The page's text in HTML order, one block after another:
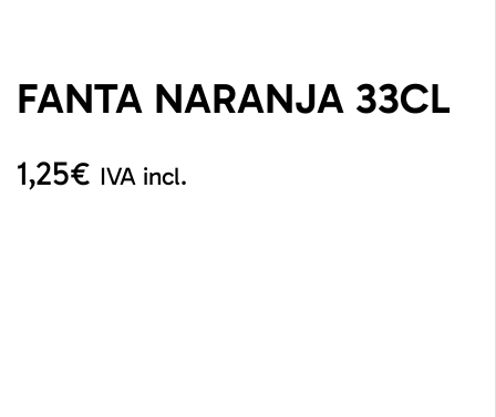
FANTA NARANJA 33CL
1,25€ IVA incl.